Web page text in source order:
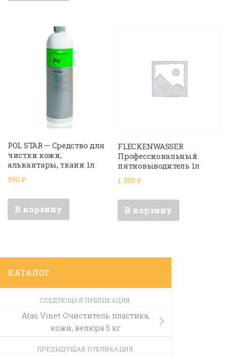
POL STAR — Средство для
чистки кожи,
алькантары, ткани 1л
990 ₽
В корзину
FLECKENWASSER
Профессиональный
пятновыводитель 1л
1 300₽
В корзину
КАТАЛОГ
СЛЕДУЮЩАЯ ПУБЛИКАЦИЯ
Atas Vinet Очиститель пластика,
кожи, велюра 5 кг
ПРЕДЫДУЩАЯ ПУБЛИКАЦИЯ